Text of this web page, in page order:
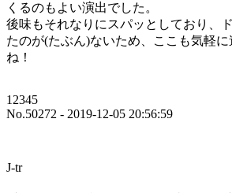
くるのもよい演出でした。
後味もそれなりにスパッとしており、
たのが(たぶん)ないため、ここも気軽
ね！
12345
No.50272 - 2019-12-05 20:56:59
J-tr